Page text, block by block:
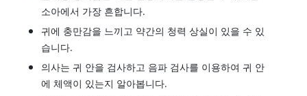
소아에서 가장 흔합니다.
귀에 충만감을 느끼고 약간의 청력 상실이 있을 수 있
습니다.
의사는 귀 안을 검사하고 음파 검사를 이용하여 귀 안
에 체액이 있는지 알아봅니다.